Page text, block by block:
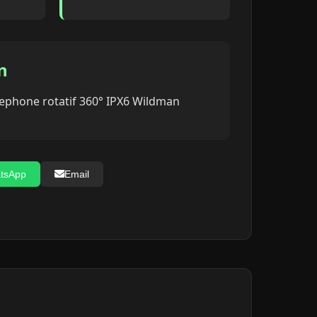
rotatif 360° IPX6 Wildman
Email